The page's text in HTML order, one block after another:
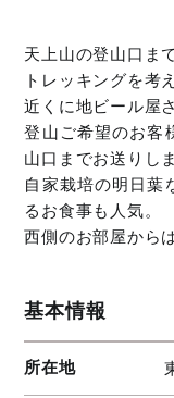
天上山の登山口ま
トレッキングを考
近くに地ビール屋
登山ご希望のお客
山口までお送りし
自家栽培の明日葉
るお食事も人気。
西側のお部屋から
基本情報
所在地